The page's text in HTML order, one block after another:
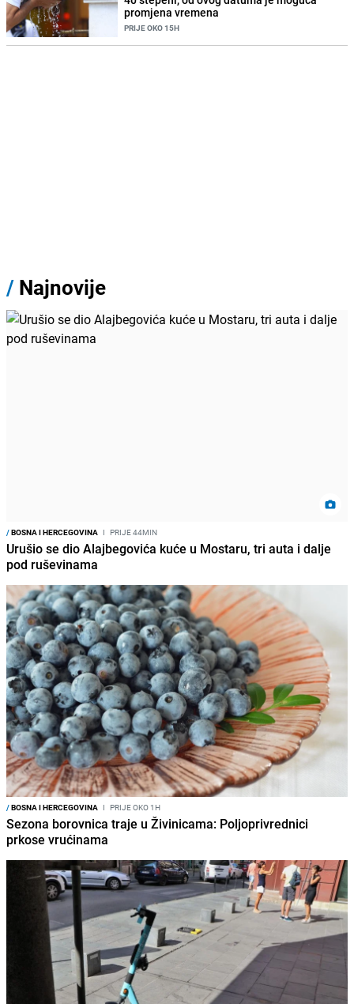
promjena vremena
PRIJE OKO 15H
/ Najnovije
/BOSNA I HERCEGOVINA I PRIJE 44MIN
Urušio se dio Alajbegovića kuće u Mostaru, tri auta i dalje
pod ruševinama
/BOSNA I HERCEGOVINA I PRIJE OKO 1H
Sezona borovnica traje u Živinicama: Poljoprivrednici
prkose vrućinama